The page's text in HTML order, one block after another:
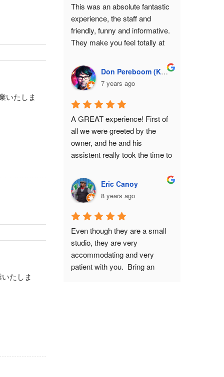
いたしま
たしま
and samurai crests with him.
Junko-san was in charge of
photos and editing. Plus, she
made sure my wife and child
Tateki-san is the fight
choreographer, which is fitting
instructor and tournament
champion. He will make
absolutely sure that your poses
with the blade are authentic,
including tiny details such as
don't get cut off. Interestingly
enough, he has samurai
ancestors.If you have both the
time and the budget, I highly
recommend this experience. It
will feel like a full-course meal,
where you savor every stage
without being rushed by the
This was an absolute fantastic
experience, the staff and
friendly, funny and informative.
They make you feel totally at
armour and explaining it as you
go.The photos they create are
stunning, you get large choice
and a USB with all the
data.This is a must do
experience in Tokyo!
Don Pereboom (Kresna82)
7 years ago
A GREAT experience! First of
all we were greeted by the
owner, and he and his
assistent really took the time to
package with a picture of my
wife in kimono included. The
staff really took their time to
explain about the history of
samurai armor, and they
answered all our questions.
What you pay for is basically a
private photo shoot for 2 hours.
This had GREAT results. I had
Eric Canoy
8 years ago
Even though they are a small
studio, they are very
accommodating and very
patient with you.  Bring an